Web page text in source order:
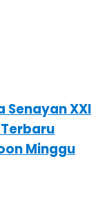
Senayan XXI
Minggu